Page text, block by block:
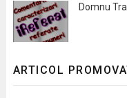
Domnu
ARTICOL